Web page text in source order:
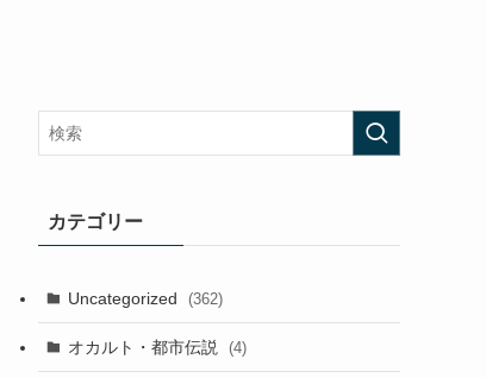
カテゴリー
Uncategorized (362)
オカルト・都市伝説 (4)